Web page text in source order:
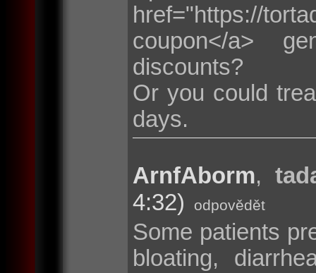
href="https://
coupon</a>
discounts?
Or you could
days.
ArnfAborm,
4:32)
odpovědět
Some patients
bloating,